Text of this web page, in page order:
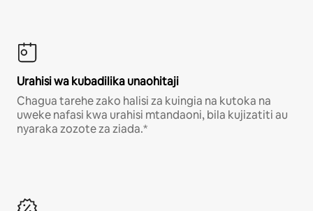
Urahisi wa kubadilika unaohitaji
Chagua tarehe zako halisi za kuingia na kutoka na
uweke nafasi kwa urahisi mtandaoni, bila kujizatiti au
nyaraka zozote za ziada.*